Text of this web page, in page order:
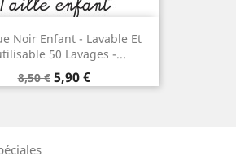
Noir Enfant - Lavable Et
50 Lavages -...
Prix
de
8,50 € Prix
5,90 €